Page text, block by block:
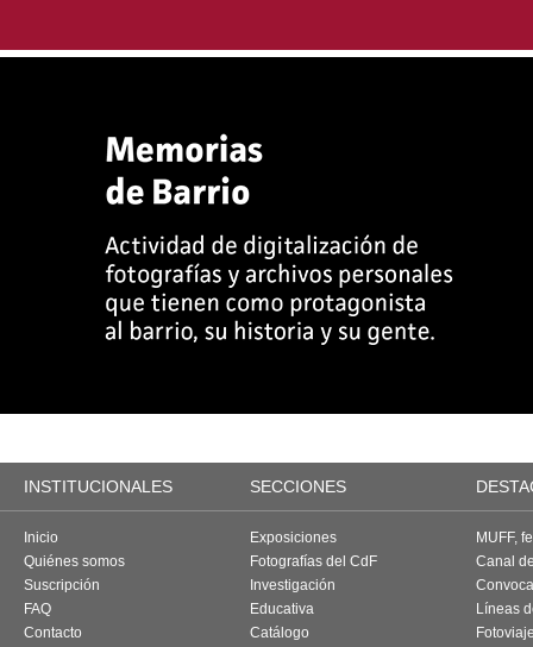
INSTITUCIONALES SECCIONES
Inicio
Quiénes somos
Suscripción
FAQ
Contacto
Exposiciones
Fotografías del CdF
Investigación
Educativa
Catálogo
MUFF,
Canal
Líneas